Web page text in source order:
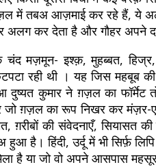
में तबअ आज़माई कर रहे हैं, ये
कर देता है और गौहर अपने
मज़मून- इश्क़, मुहब्बत, हिज्र,
रही थी । यह जिस महबूब
दुष्यत कुमार ने ग़ज़ल का फॉर्मेट
जो ग़ज़ल का रूप निखर कर
ग़रीबों की संवेदनाएँ,
है। हिंदी, उर्दू में भी सिर्फ़
है या जो वो अपने आसपास